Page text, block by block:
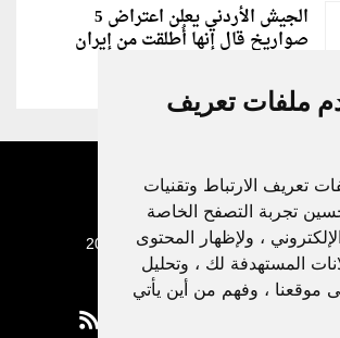
ملفات تعريف
تعريف الارتباط وتقنيات
تجربة التصفح الخاصة
، ولإظهار المحتوى
المستهدفة لك ، وتحليل
موقعنا ، وفهم من أين يأتي
الجيش الأردني يعلن اعتراض 5
صواريخ قال إنها أُطلقت من إيران
لدنيا الوطن © 2003 - 2022